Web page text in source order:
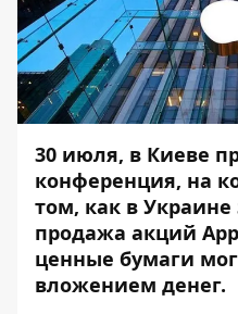
30 июля, в Киеве
конференция, на
том, как в Украине
продажа акций
ценные бумаги
вложением денег.